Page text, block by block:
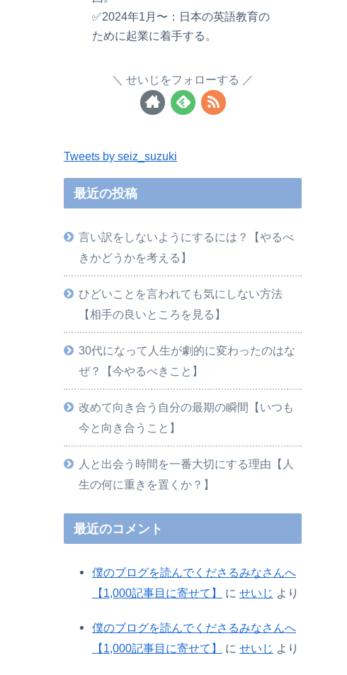
✅2024年1月〜：日本の英語教育の
ために起業に着手する。
せいじをフォローする
Tweets by seiz_suzuki
最近の投稿
言い訳をしないようにするには？【やるべ
きかどうかを考える】
ひどいことを言われても気にしない方法
【相手の良いところを見る】
30代になって人生が劇的に変わったのはな
ぜ？【今やるべきこと】
改めて向き合う自分の最期の瞬間【いつも
今と向き合うこと】
人と出会う時間を一番大切にする理由【人
生の何に重きを置くか？】
最近のコメント
僕のブログを読んでくださるみなさんへ
【1,000記事目に寄せて】
に せいじ より
僕のブログを読んでくださるみなさんへ
【1,000記事目に寄せて】
に せいじ より